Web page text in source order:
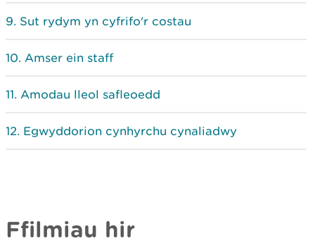
Sut rydym yn cyfrifo'r costau
Amser ein staff
Amodau lleol safleoedd
Egwyddorion cynhyrchu cynaliadwy
Ffilmiau hir